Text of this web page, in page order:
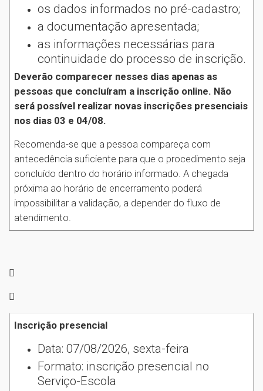
os dados informados no pré-cadastro;
a documentação apresentada;
as informações necessárias para
continuidade do processo de inscrição.
Deverão comparecer nesses dias apenas as
pessoas que concluíram a inscrição online. Não
será possível realizar novas inscrições presenciais
nos dias 03 e 04/08.
Recomenda-se que a pessoa compareça com
antecedência suficiente para que o procedimento seja
concluído dentro do horário informado. A chegada
próxima ao horário de encerramento poderá
impossibilitar a validação, a depender do fluxo de
atendimento.


Inscrição presencial
Data: 07/08/2026, sexta-feira
Formato: inscrição presencial no
Serviço-Escola